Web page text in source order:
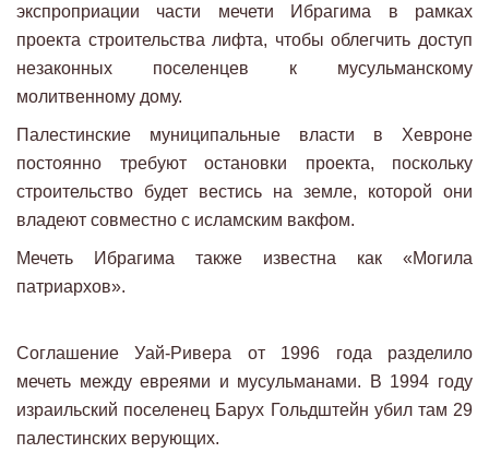
экспроприации части мечети Ибрагима в рамках
проекта строительства лифта, чтобы облегчить доступ
незаконных поселенцев к мусульманскому
молитвенному дому.
Палестинские муниципальные власти в Хевроне
постоянно требуют остановки проекта, поскольку
строительство будет вестись на земле, которой они
владеют совместно с исламским вакфом.
Мечеть Ибрагима также известна как «Могила
патриархов».
Соглашение Уай-Ривера от 1996 года разделило
мечеть между евреями и мусульманами. В 1994 году
израильский поселенец Барух Гольдштейн убил там 29
палестинских верующих.